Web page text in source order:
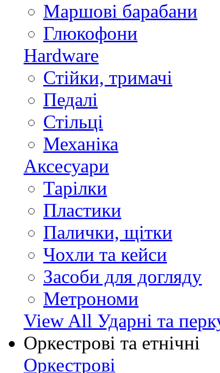
Маршові барабани
Глюкофони
Hardware
Стійки, тримачі
Педалі
Стільці
Механіка
Аксесуари
Тарілки
Пластики
Палички, щітки
Чохли та кейси
Засоби для догляду
Метрономи
View All Ударні та
Оркестрові та етнічні
Оркестрові